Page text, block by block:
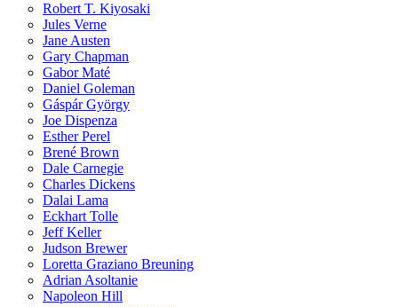
Robert T. Kiyosaki
Jules Verne
Jane Austen
Gary Chapman
Gabor Maté
Daniel Goleman
Gáspár György
Joe Dispenza
Esther Perel
Brené Brown
Dale Carnegie
Charles Dickens
Dalai Lama
Eckhart Tolle
Jeff Keller
Judson Brewer
Loretta Graziano Breuning
Adrian Asoltanie
Napoleon Hill